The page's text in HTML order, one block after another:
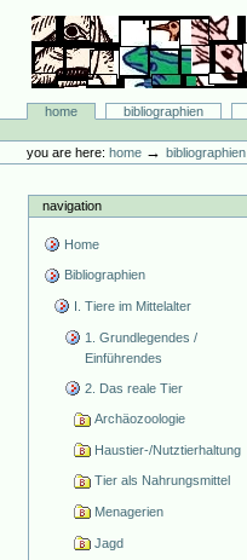
content.
navigation
Bibliographie-Portal
Sectionshome bibliographien
tools
you are here: home →bibliographien
navigation
Home
Bibliographien
I. Tiere im Mittelalter
1. Grundlegendes /
Einführendes
2. Das reale Tier
Archäozoologie
Haustier-/Nutztierhaltung
Tier als Nahrungsmittel
Menagerien
Jagd